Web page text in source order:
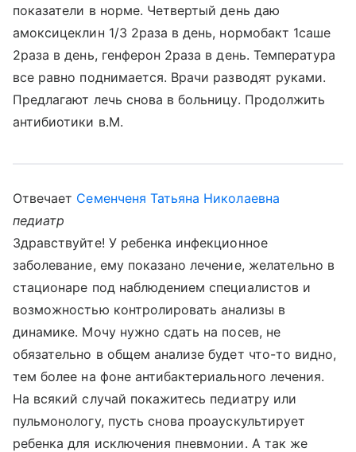
показатели в норме. Четвертый день даю
амоксицеклин 1/3 2раза в день, нормобакт 1саше
2раза в день, генферон 2раза в день. Температура
все равно поднимается. Врачи разводят руками.
Предлагают лечь снова в больницу. Продолжить
антибиотики в.М.
Отвечает Семенченя Татьяна Николаевна
педиатр
Здравствуйте! У ребенка инфекционное
заболевание, ему показано лечение, желательно в
стационаре под наблюдением специалистов и
возможностью контролировать анализы в
динамике. Мочу нужно сдать на посев, не
обязательно в общем анализе будет что-то видно,
тем более на фоне антибактериального лечения.
На всякий случай покажитесь педиатру или
пульмонологу, пусть снова проаускультирует
ребенка для исключения пневмонии. А так же